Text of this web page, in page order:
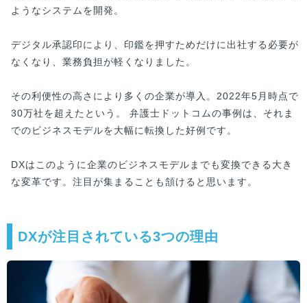
ようなシステムを開発。
デジタル承認印により、印鑑を押すためだけに出社する必要が
なくなり、業務負担が軽くなりました。
その利便性の高さにより多くの企業が導入。2022年5月時点で
30万社を超えたという。 弁護士ドットコムの事例は、それま
でのビジネスモデルを大幅に転換した好例です。
DXはこのように企業のビジネスモデルまでも変換できる大き
な変革です。注目が集まることも頷けると思います。
DXが注目されている3つの理由